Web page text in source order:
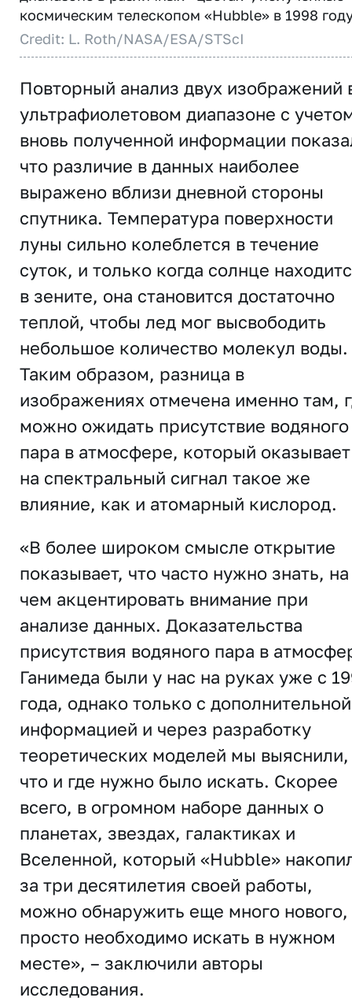
космическим телескопом «Hubble» в 1998
Credit: L. Roth/NASA/ESA/STScI
Повторный анализ двух изображений
ультрафиолетовом диапазоне с
вновь полученной информации
что различие в данных наиболее
выражено вблизи дневной стороны
спутника. Температура поверхности
луны сильно колеблется в течение
суток, и только когда солнце
в зените, она становится достаточно
теплой, чтобы лед мог высвободить
небольшое количество молекул воды.
Таким образом, разница в
изображениях отмечена именно там,
можно ожидать присутствие водяного
пара в атмосфере, который оказывает
на спектральный сигнал такое же
влияние, как и атомарный кислород.
«В более широком смысле открытие
показывает, что часто нужно знать, на
чем акцентировать внимание при
анализе данных. Доказательства
присутствия водяного пара в
Ганимеда были у нас на руках уже с
года, однако только с дополнительной
информацией и через разработку
теоретических моделей мы выяснили,
что и где нужно было искать. Скорее
всего, в огромном наборе данных о
планетах, звездах, галактиках и
Вселенной, который «Hubble»
за три десятилетия своей работы,
можно обнаружить еще много нового,
просто необходимо искать в нужном
месте», – заключили авторы
исследования.